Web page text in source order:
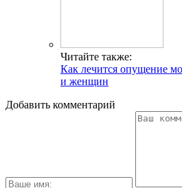
Читайте также:
Как лечится опущение
и женщин
Добавить комментарий